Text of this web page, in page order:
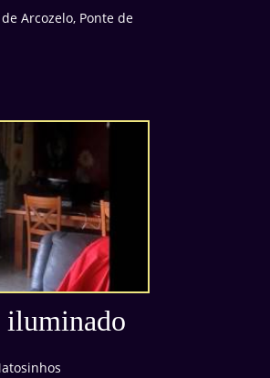
Arcozelo, Ponte de
iluminado